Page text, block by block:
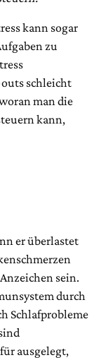
kann sogar
zu
schleicht
man die
kann,
er überlastet
sein.
durch
Schlafprobleme
ausgelegt,